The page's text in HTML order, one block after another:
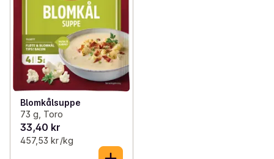
Blomkålsuppe
73 g, Toro
33,40 kr
457,53 kr /kg